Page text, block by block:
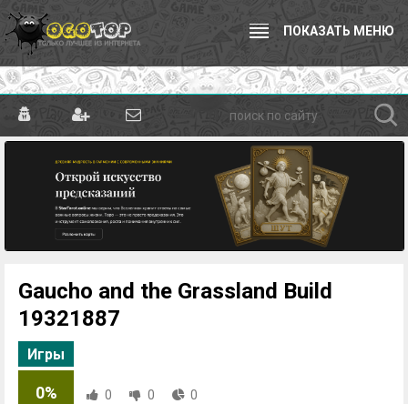
ПОКАЗАТЬ МЕНЮ
Gaucho and the Grassland Build
19321887
Игры
0% 0 0 0